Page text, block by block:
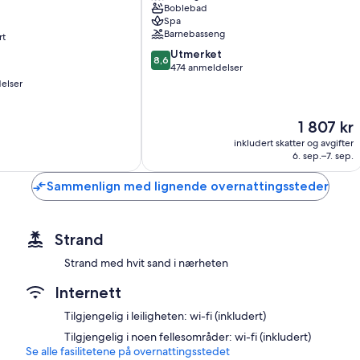
bysentrum
Boblebad
Spa
Barnebasseng
8.6
av
8,6 Utmerket
474 anmeldelser
Prisen
er
1 807 kr
1 807 kr
inkludert skatter og avgifter
6. sep.–7. sep.
Sammenlign med lignende overnattingssteder
Strand
Strand med hvit sand i nærheten
Internett
Tilgjengelig i leiligheten: wi-fi (inkludert)
Tilgjengelig i noen fellesområder: wi-fi (inkludert)
Se alle fasilitetene på overnattingsstedet